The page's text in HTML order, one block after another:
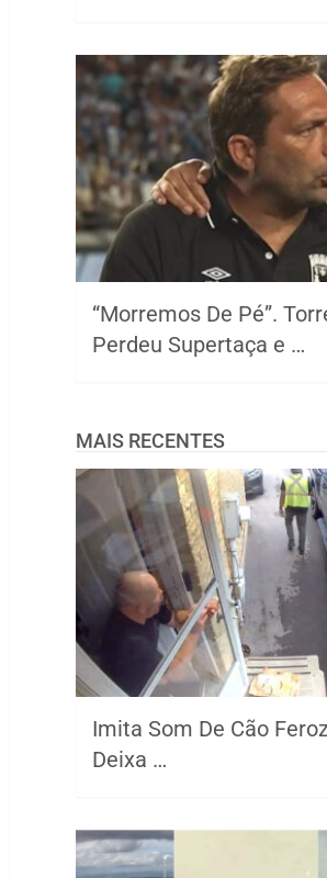
“Morremos De Pé”.
Perdeu Supertaça e …
MAIS RECENTES
Imita Som De Cão
Deixa …